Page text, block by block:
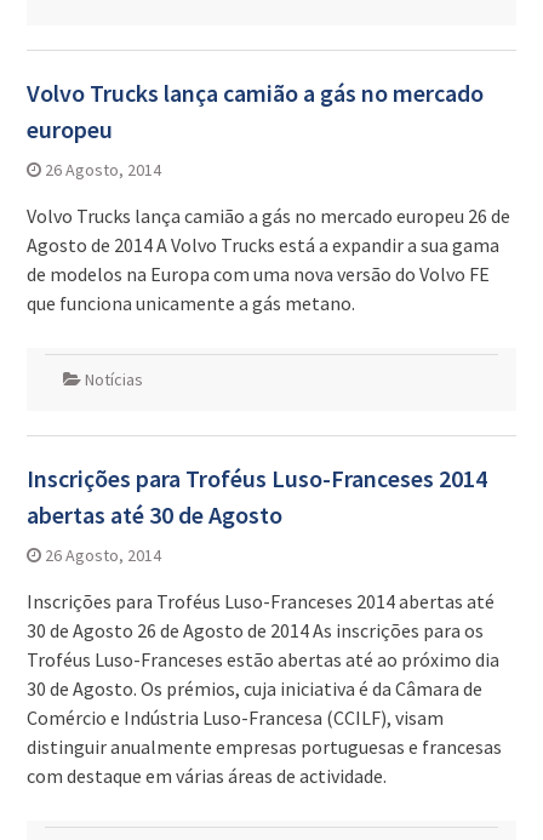
Volvo Trucks lança camião a gás no mercado
europeu
26 Agosto, 2014
Volvo Trucks lança camião a gás no mercado europeu 26 de
Agosto de 2014 A Volvo Trucks está a expandir a sua gama
de modelos na Europa com uma nova versão do Volvo FE
que funciona unicamente a gás metano.
Notícias
Inscrições para Troféus Luso-Franceses 2014
abertas até 30 de Agosto
26 Agosto, 2014
Inscrições para Troféus Luso-Franceses 2014 abertas até
30 de Agosto 26 de Agosto de 2014 As inscrições para os
Troféus Luso-Franceses estão abertas até ao próximo dia
30 de Agosto. Os prémios, cuja iniciativa é da Câmara de
Comércio e Indústria Luso-Francesa (CCILF), visam
distinguir anualmente empresas portuguesas e francesas
com destaque em várias áreas de actividade.